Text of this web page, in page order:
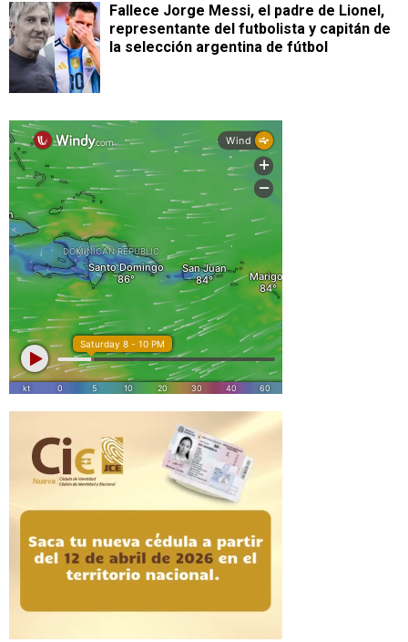
Fallece Jorge Messi, el padre de Lionel,
representante del futbolista y capitán de
la selección argentina de fútbol